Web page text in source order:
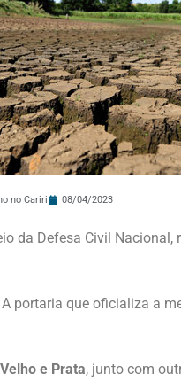
no Cariri 08/04/2023
da Defesa Civil
portaria que oficializa a
e Prata, junto com